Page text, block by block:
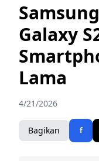
Galaxy
Lama
4/21/2026
Bagikan f